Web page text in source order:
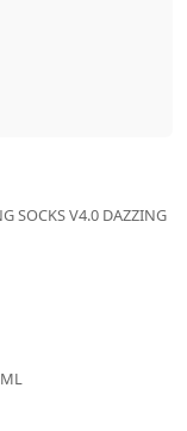
SOCKS V4.0 DAZZING